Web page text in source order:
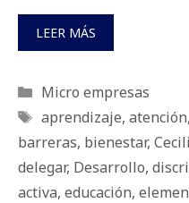
LEER MÁS
Categorías
Micro empresas
Etiquetas
aprendizaje, atención,
barreras, bienestar,
delegar, Desarrollo,
activa, educación,